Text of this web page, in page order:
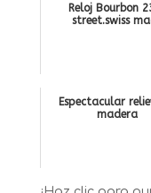
Reloj Bourbon
street.swiss
Espectacular
madera